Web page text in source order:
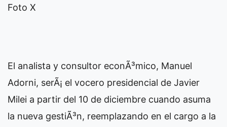
Foto X
El analista y consultor econÃ³mico, Manuel
Adorni, serÃ¡ el vocero presidencial de Javier
Milei a partir del 10 de diciembre cuando asuma
la nueva gestiÃ³n, reemplazando en el cargo a la